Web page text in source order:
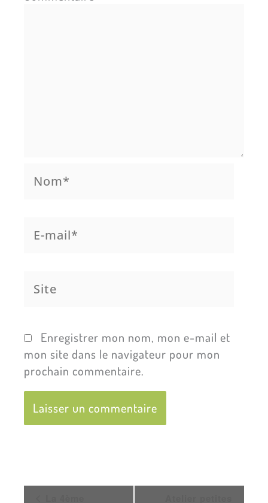
mail*
Enregistrer mon nom, mon e-mail et
mon site dans le navigateur pour mon
prochain commentaire.